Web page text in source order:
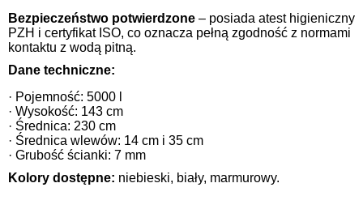
Bezpieczeństwo potwierdzone – posiada atest higieniczny
PZH i certyfikat ISO, co oznacza pełną zgodność z normami
kontaktu z wodą pitną.
Dane techniczne:
· Pojemność: 5000 l
· Wysokość: 143 cm
· Średnica: 230 cm
· Średnica wlewów: 14 cm i 35 cm
· Grubość ścianki: 7 mm
Kolory dostępne: niebieski, biały, marmurowy.